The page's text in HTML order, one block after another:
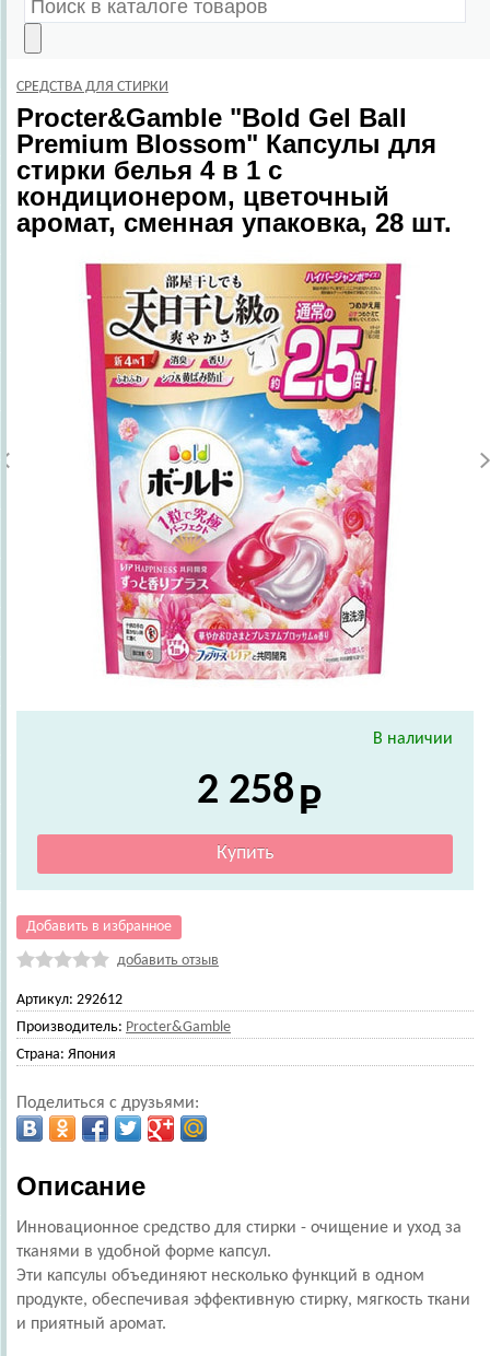
СРЕДСТВА ДЛЯ СТИРКИ
Procter&Gamble "Bold Gel Ball
Premium Blossom" Капсулы для
стирки белья 4 в 1 с
кондиционером, цветочный
аромат, сменная упаковка, 28 шт.
В наличии
2 258
Добавить в избранное
добавить отзыв
Артикул: 292612
Производитель: Procter&Gamble
Страна: Япония
Поделиться с друзьями:
Описание
Инновационное средство для стирки - очищение и уход за
тканями в удобной форме капсул.
Эти капсулы объединяют несколько функций в одном
продукте, обеспечивая эффективную стирку, мягкость ткани
и приятный аромат.